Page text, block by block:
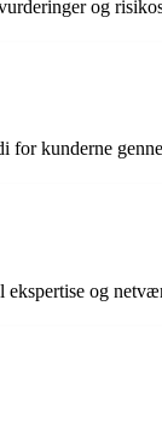
og
kunderne
ekspertise og